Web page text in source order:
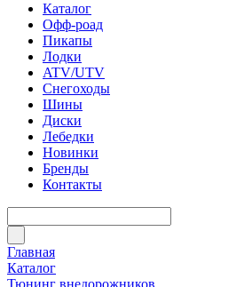
Каталог
Офф-роад
Пикапы
Лодки
ATV/UTV
Снегоходы
Шины
Диски
Лебедки
Новинки
Бренды
Контакты
Главная
Каталог
Тюнинг внедорожников